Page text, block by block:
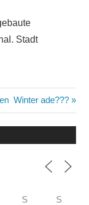
Stadt
Nächster
Beitrag:
Winter ade???
S S